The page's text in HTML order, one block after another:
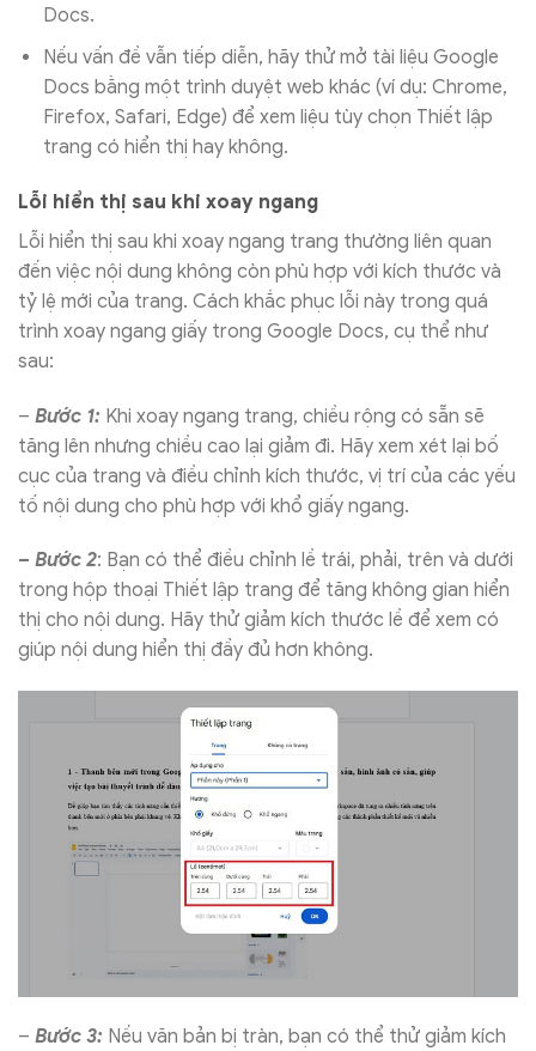
Docs.
Nếu vấn đề vẫn tiếp diễn, hãy thử mở tài liệu Google
Docs bằng một trình duyệt web khác (ví dụ: Chrome,
Firefox, Safari, Edge) để xem liệu tùy chọn Thiết lập
trang có hiển thị hay không.
Lỗi hiển thị sau khi xoay ngang
Lỗi hiển thị sau khi xoay ngang trang thường liên quan
đến việc nội dung không còn phù hợp với kích thước và
tỷ lệ mới của trang. Cách khắc phục lỗi này trong quá
trình xoay ngang giấy trong Google Docs, cụ thể như
sau:
– Bước 1: Khi xoay ngang trang, chiều rộng có sẵn sẽ
tăng lên nhưng chiều cao lại giảm đi. Hãy xem xét lại bố
cục của trang và điều chỉnh kích thước, vị trí của các yếu
tố nội dung cho phù hợp với khổ giấy ngang.
– Bước 2: Bạn có thể điều chỉnh lề trái, phải, trên và dưới
trong hộp thoại Thiết lập trang để tăng không gian hiển
thị cho nội dung. Hãy thử giảm kích thước lề để xem có
giúp nội dung hiển thị đầy đủ hơn không.
– Bước 3: Nếu văn bản bị tràn, bạn có thể thử giảm kích